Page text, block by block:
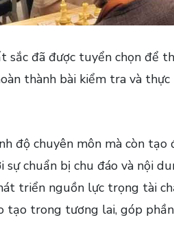
sắc đã được tuyển chọn
thành bài kiểm tra và
độ chuyên môn mà còn
chuẩn bị chu đáo và nội
triển nguồn lực trọng tài
tạo trong tương lai, góp